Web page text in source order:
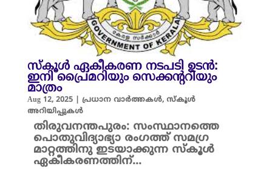
സ്കൂൾ ഏകീകരണ നടപടി ഉടൻ:
ഇനി പ്രൈമറിയും സെക്കന്ററിയും
മാത്രം
Aug 12, 2025| പ്രധാന വാർത്തകൾ, സ്കൂൾ
അറിയിപ്പുകൾ
തിരുവനന്തപുരം: സംസ്ഥാനത്തെ
പൊതുവിദ്യാഭ്യാ രംഗത്ത് സമഗ്ര
മാറ്റത്തിനു ഇടയാക്കുന്ന സ്കൂൾ
ഏകീകരണത്തിന്...